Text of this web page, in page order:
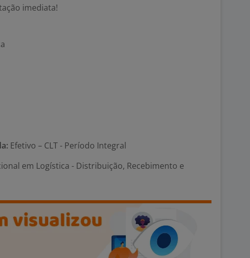
imediata!
Efetivo – CLT - Período Integral
em Logística - Distribuição, Recebimento e